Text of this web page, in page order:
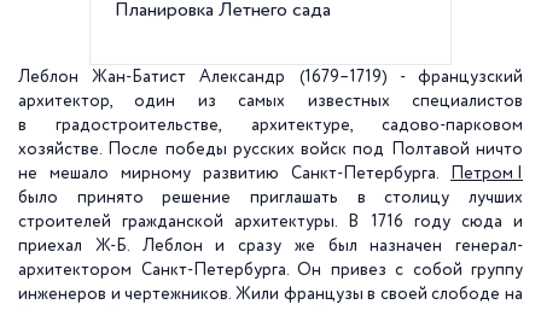
Планировка Летнего сада
Леблон Жан-Батист Александр (1679–1719) - французский
архитектор, один из самых известных специалистов
в градостроительстве, архитектуре, садово-парковом
хозяйстве. После победы русских войск под Полтавой ничто
не мешало мирному развитию Санкт-Петербурга.
Петром I
было принято решение приглашать в столицу лучших
строителей гражданской архитектуры. В 1716 году сюда и
приехал Ж-Б. Леблон и сразу же был назначен генерал-
архитектором Санкт-Петербурга. Он привез с собой группу
инженеров и чертежников. Жили французы в своей слободе на